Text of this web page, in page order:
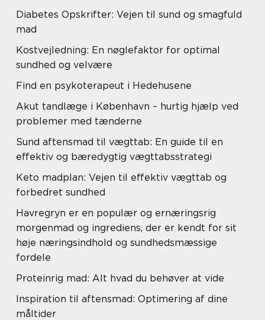
Diabetes Opskrifter: Vejen til sund og smagfuld
mad
Kostvejledning: En nøglefaktor for optimal
sundhed og velvære
Find en psykoterapeut i Hedehusene
Akut tandlæge i København – hurtig hjælp ved
problemer med tænderne
Sund aftensmad til vægttab: En guide til en
effektiv og bæredygtig vægttabsstrategi
Keto madplan: Vejen til effektiv vægttab og
forbedret sundhed
Havregryn er en populær og ernæringsrig
morgenmad og ingrediens, der er kendt for sit
høje næringsindhold og sundhedsmæssige
fordele
Proteinrig mad: Alt hvad du behøver at vide
Inspiration til aftensmad: Optimering af dine
måltider